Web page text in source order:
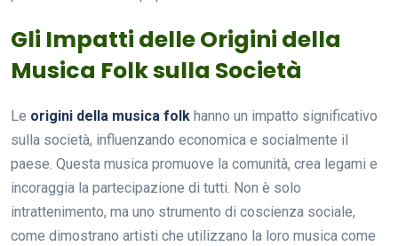
Gli Impatti delle Origini della
Musica Folk sulla Società
Le origini della musica folk hanno un impatto significativo
sulla società, influenzando economica e socialmente il
paese. Questa musica promuove la comunità, crea legami e
incoraggia la partecipazione di tutti. Non è solo
intrattenimento, ma uno strumento di coscienza sociale,
come dimostrano artisti che utilizzano la loro musica come